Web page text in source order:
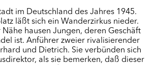
im Deutschland des Jahres 1945.
läßt sich ein Wanderzirkus nieder.
hausen Jungen, deren Geschäft
ist. Anführer zweier rivalisierender
und Dietrich. Sie verbünden sich
als sie bemerken, daß dieser